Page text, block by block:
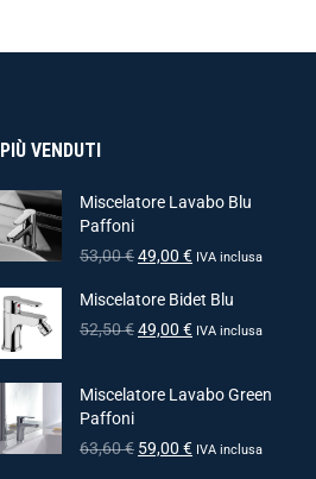
I PIÙ VENDUTI
Miscelatore Lavabo Blu
Paffoni
53,00€49,00 € IVA inclusa
Miscelatore Bidet Blu
52,50€49,00 € IVA inclusa
Miscelatore Lavabo Green
Paffoni
63,60€ 59,00 € IVA inclusa